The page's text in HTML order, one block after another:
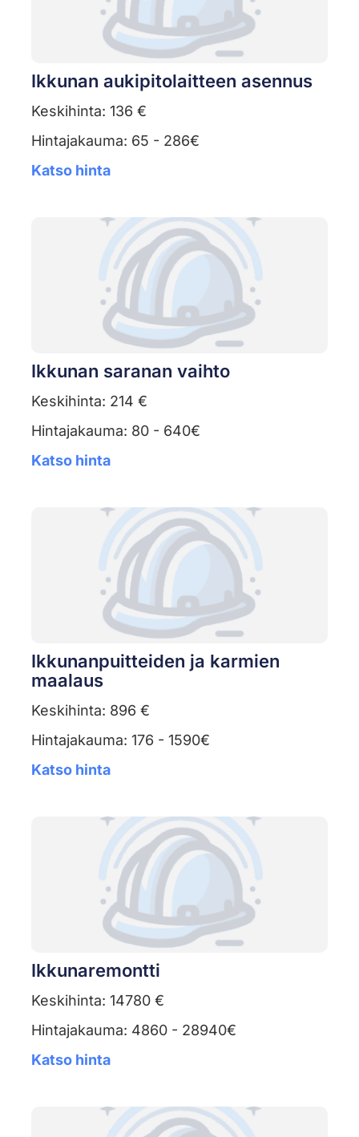
Ikkunan aukipitolaitteen asennus
Keskihinta: 136 €
Hintajakauma: 65 - 286€
Katso hinta
Ikkunan saranan vaihto
Keskihinta: 214 €
Hintajakauma: 80 - 640€
Katso hinta
Ikkunanpuitteiden ja karmien
maalaus
Keskihinta: 896 €
Hintajakauma: 176 - 1590€
Katso hinta
Ikkunaremontti
Keskihinta: 14780 €
Hintajakauma: 4860 - 28940€
Katso hinta